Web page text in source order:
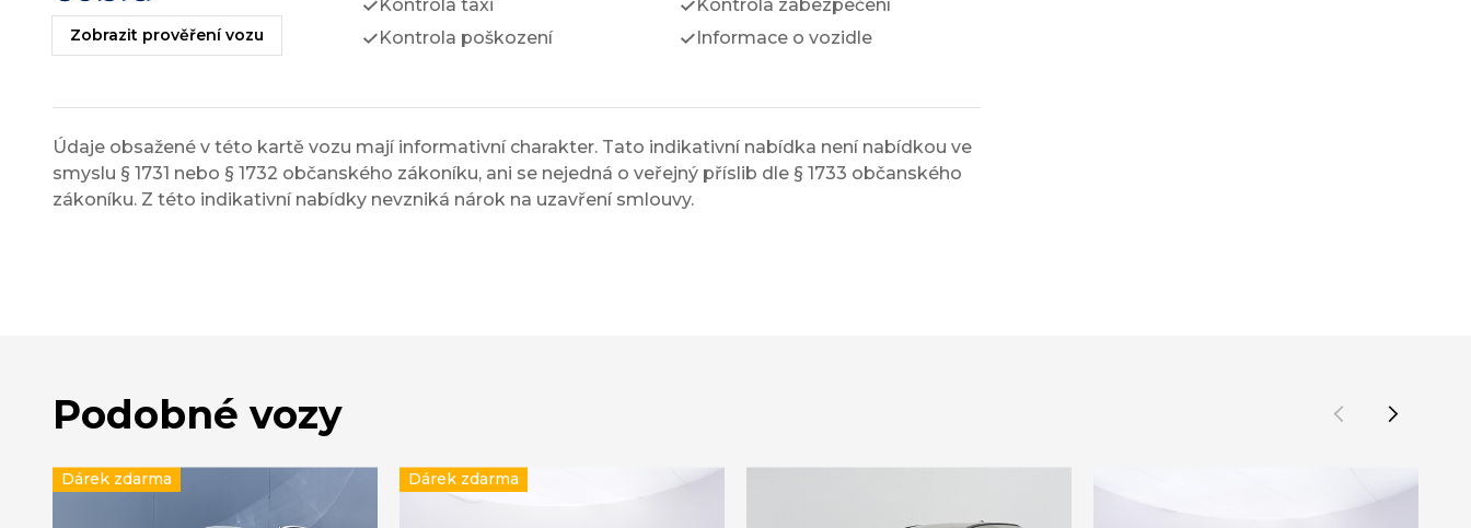
Zobrazit prověření vozu
Kontrola taxi
Kontrola poškození
Kontrola zabezpečení
Informace o vozidle
Údaje obsažené v této kartě vozu mají informativní charakter. Tato indikativní nabídka není nabídkou ve
smyslu § 1731 nebo § 1732 občanského zákoníku, ani se nejedná o veřejný příslib dle § 1733 občanského
zákoníku. Z této indikativní nabídky nevzniká nárok na uzavření smlouvy.
Podobné vozy
Dárek zdarma Dárek zdarma